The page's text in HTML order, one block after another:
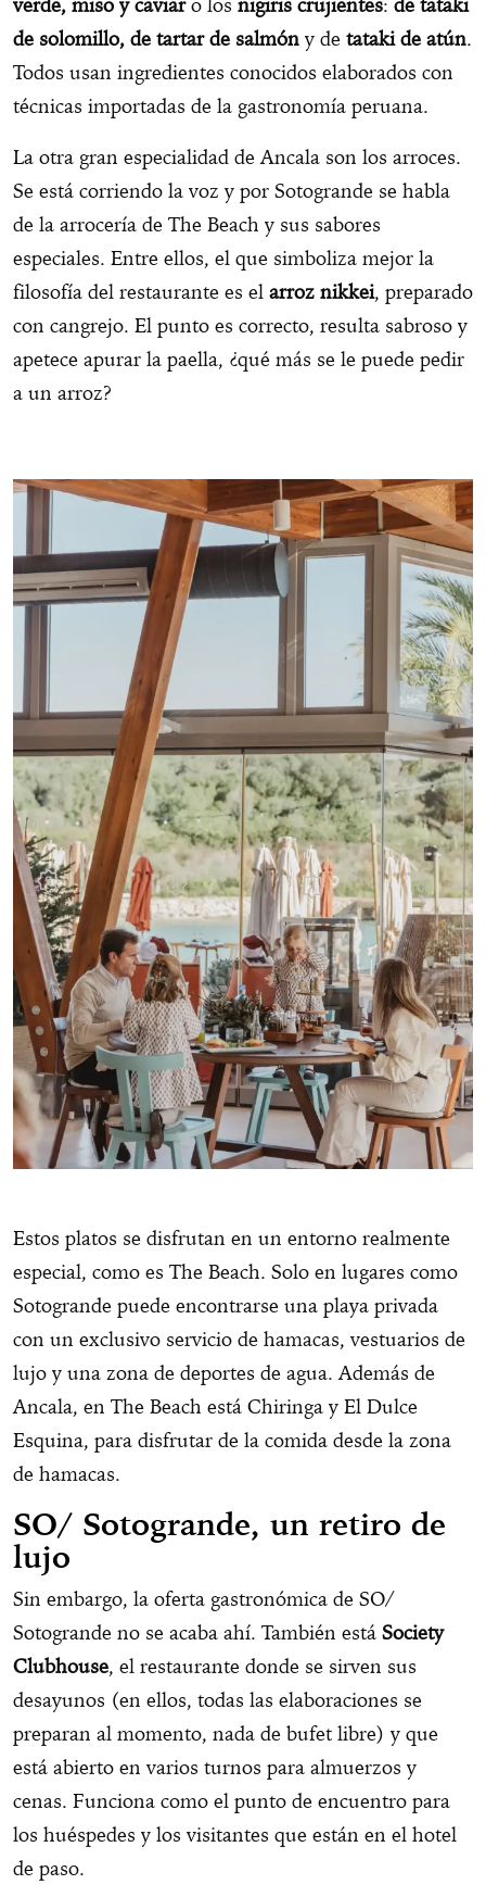
verde, miso y caviaro los nigiris crujientes: de tataki
de solomillo, de tartar de salmón y de tataki de atún.
Todos usan ingredientes conocidos elaborados con
técnicas importadas de la gastronomía peruana.
La otra gran especialidad de Ancala son los arroces.
Se está corriendo la voz y por Sotogrande se habla
de la arrocería de The Beach y sus sabores
especiales. Entre ellos, el que simboliza mejor la
filosofía del restaurante es el arroz nikkei, preparado
con cangrejo. El punto es correcto, resulta sabroso y
apetece apurar la paella, ¿qué más se le puede pedir
a un arroz?
Estos platos se disfrutan en un entorno realmente
especial, como es The Beach. Solo en lugares como
Sotogrande puede encontrarse una playa privada
con un exclusivo servicio de hamacas, vestuarios de
lujo y una zona de deportes de agua. Además de
Ancala, en The Beach está Chiringa y El Dulce
Esquina, para disfrutar de la comida desde la zona
de hamacas.
SO/ Sotogrande, un retiro de
lujo
Sin embargo, la oferta gastronómica de SO/
Sotogrande no se acaba ahí. También está Society
Clubhouse, el restaurante donde se sirven sus
desayunos (en ellos, todas las elaboraciones se
preparan al momento, nada de bufet libre) y que
está abierto en varios turnos para almuerzos y
cenas. Funciona como el punto de encuentro para
los huéspedes y los visitantes que están en el hotel
de paso.